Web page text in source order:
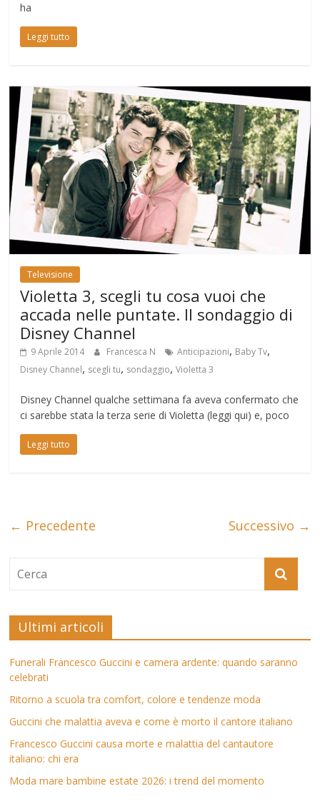
ha
Leggi tutto
Televisione
Violetta 3, scegli tu cosa vuoi che
accada nelle puntate. Il sondaggio di
Disney Channel
9 Aprile 2014 Francesca N Anticipazioni, Baby Tv,
Disney Channel, scegli tu, sondaggio,Violetta 3
Disney Channel qualche settimana fa aveva confermato che
ci sarebbe stata la terza serie di Violetta (leggi qui) e, poco
Leggi tutto
← Precedente Successivo →
Ultimi articoli
Funerali Francesco Guccini e camera ardente: quando saranno
celebrati
Ritorno a scuola tra comfort, colore e tendenze moda
Guccini che malattia aveva e come è morto il cantore italiano
Francesco Guccini causa morte e malattia del cantautore
italiano: chi era
Moda mare bambine estate 2026: i trend del momento